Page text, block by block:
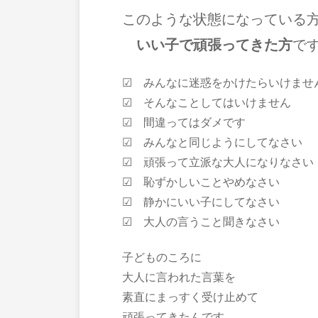
このような状態になっている
いい子で頑張ってきた方で
☑ みんなに迷惑をかけたらいけませ
☑ そんなことしてはいけません
☑ 間違ってはダメです
☑ みんなと同じようにしてなさい
☑ 頑張って立派な大人になりなさい
☑ 恥ずかしいことやめなさい
☑ 静かにいい子にしてなさい
☑ 大人の言うこと聞きなさい
子どものころに
大人に言われた言葉を
素直にまっすく受け止めて